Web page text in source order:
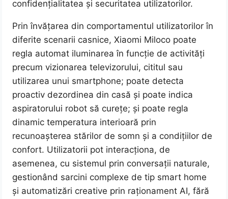
confidențialitatea și securitatea utilizatorilor.
Prin învățarea din comportamentul utilizatorilor în
diferite scenarii casnice, Xiaomi Miloco poate
regla automat iluminarea în funcție de activități
precum vizionarea televizorului, cititul sau
utilizarea unui smartphone; poate detecta
proactiv dezordinea din casă și poate indica
aspiratorului robot să curețe; și poate regla
dinamic temperatura interioară prin
recunoașterea stărilor de somn și a condițiilor de
confort. Utilizatorii pot interacționa, de
asemenea, cu sistemul prin conversații naturale,
gestionând sarcini complexe de tip smart home
și automatizări creative prin raționament AI, fără